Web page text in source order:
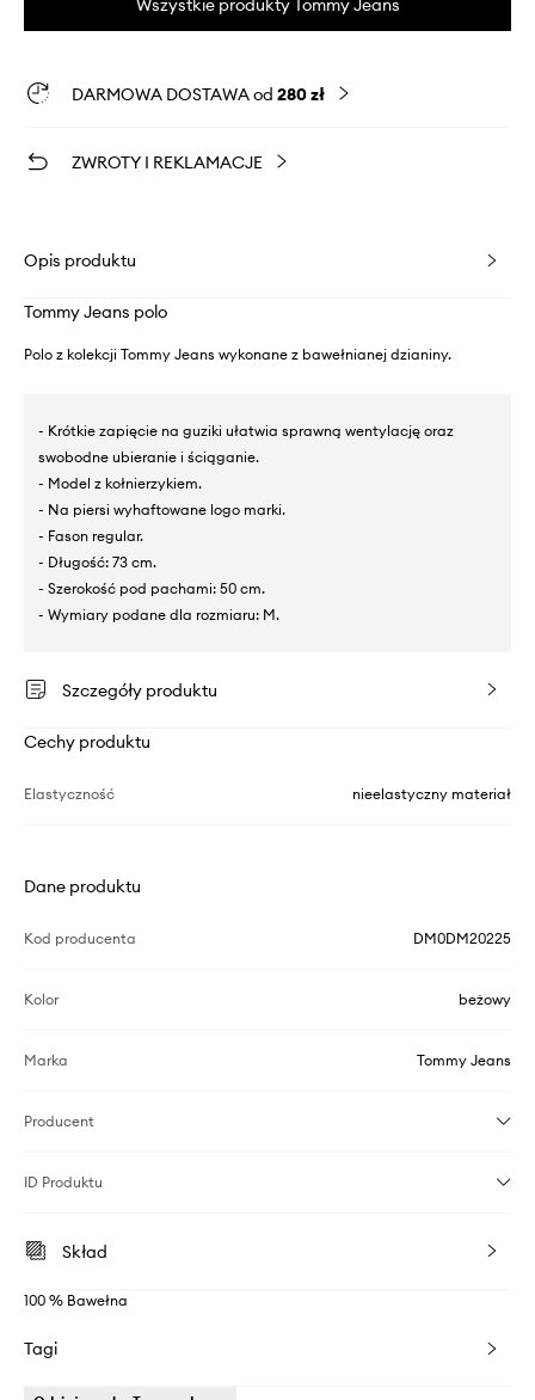
Wszystkie produkty Tommy Jeans
DARMOWA DOSTAWA od 280 zł
ZWROTY I REKLAMACJE
Opis produktu
Tommy Jeans polo
Polo z kolekcji Tommy Jeans wykonane z bawełnianej dzianiny.
- Krótkie zapięcie na guziki ułatwia sprawną wentylację oraz
swobodne ubieranie i ściąganie.
- Model z kołnierzykiem.
- Na piersi wyhaftowane logo marki.
- Fason regular.
- Długość: 73 cm.
- Szerokość pod pachami: 50 cm.
- Wymiary podane dla rozmiaru: M.
Szczegóły produktu
Cechy produktu
Elastyczność nieelastyczny materiał
Dane produktu
Kod producenta DM0DM20225
Kolor beżowy
Marka Tommy Jeans
Producent
ID Produktu
Skład
100 % Bawełna
Tagi